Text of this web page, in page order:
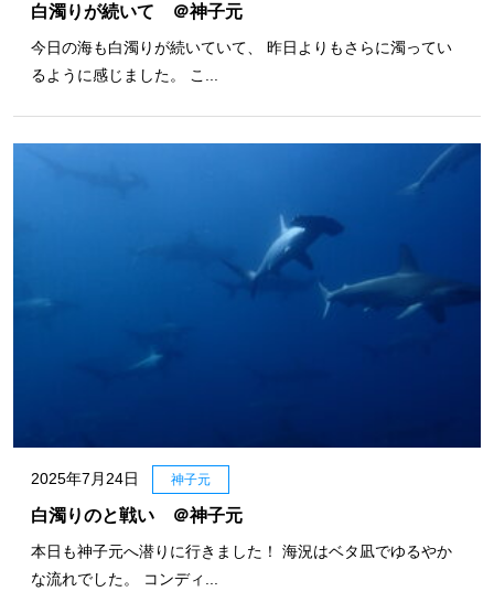
白濁りが続いて ＠神子元
今日の海も白濁りが続いていて、 昨日よりもさらに濁ってい
るように感じました。 こ...
2025年7月24日 神子元
白濁りのと戦い ＠神子元
本日も神子元へ潜りに行きました！ 海況はベタ凪でゆるやか
な流れでした。 コンディ...